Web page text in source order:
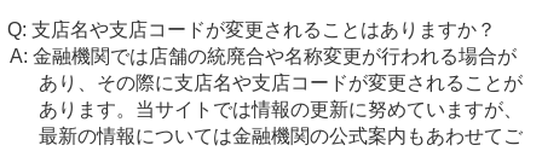
支店名や支店コードが変更されることはありますか？
金融機関では店舗の統廃合や名称変更が行われる場合が
あり、その際に支店名や支店コードが変更されることが
あります。当サイトでは情報の更新に努めていますが、
最新の情報については金融機関の公式案内もあわせてご